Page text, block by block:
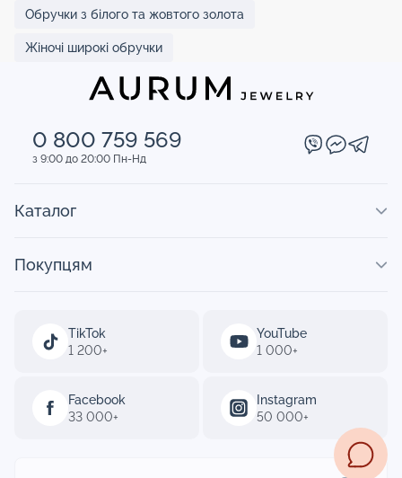
Обручки з білого та жовтого золота
Жіночі широкі обручки
0 800 759 569
з 9:00 до 20:00 Пн-Нд
TikTok
1 200+
YouTube
1 000+
Facebook
33 000+
Instagram
50 000+
Каталог
Покупцям